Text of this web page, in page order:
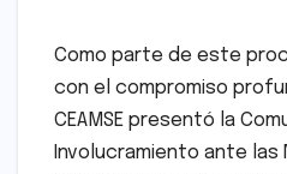
Como parte de este
con el compromiso
CEAMSE presentó la
Involucramiento ante las